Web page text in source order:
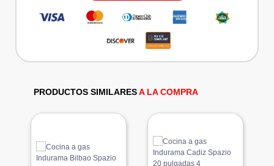
PRODUCTOS SIMILARESA LA COMPRA